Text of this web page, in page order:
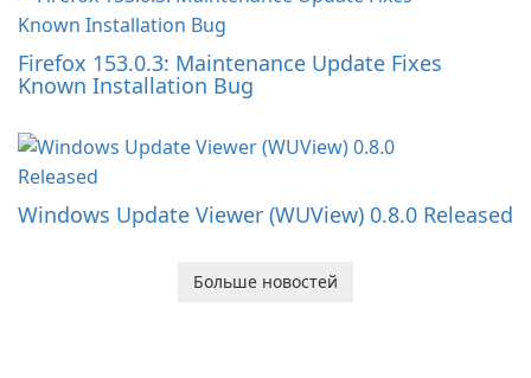
Firefox 153.0.3: Maintenance Update Fixes
Known Installation Bug
Windows Update Viewer (WUView) 0.8.0 Released
Больше новостей